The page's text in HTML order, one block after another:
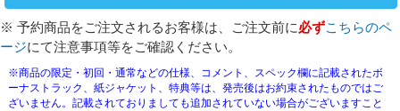
※ 予約商品をご注文されるお客様は、ご注文前に必ずこちらのペ
ージにて注意事項等をご確認ください。
※商品の限定・初回・通常などの仕様、コメント、スペック欄に記載されたボ
ーナストラック、紙ジャケット、特典等は、発売後はお約束されたものではご
ざいません。記載されておりましても追加されていない場合がございますこと